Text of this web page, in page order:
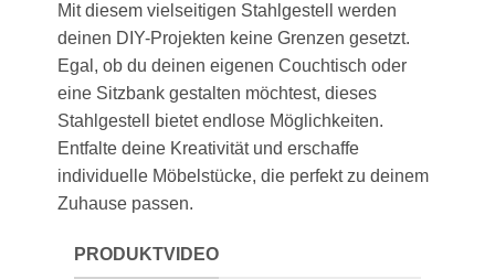
Mit diesem vielseitigen Stahlgestell werden
deinen DIY-Projekten keine Grenzen gesetzt.
Egal, ob du deinen eigenen Couchtisch oder
eine Sitzbank gestalten möchtest, dieses
Stahlgestell bietet endlose Möglichkeiten.
Entfalte deine Kreativität und erschaffe
individuelle Möbelstücke, die perfekt zu deinem
Zuhause passen.
PRODUKTVIDEO